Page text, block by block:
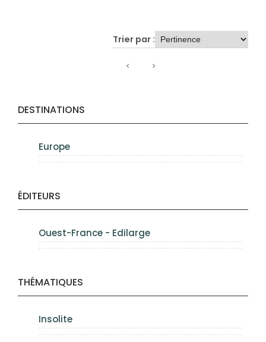
DESTINATIONS
Europe
ÉDITEURS
Ouest-France - Edilarge
THÉMATIQUES
Insolite
Trier par :